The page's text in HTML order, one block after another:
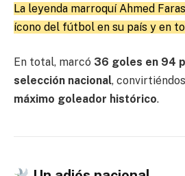
La leyenda marroquí Ahmed
ícono del fútbol en su país y en
En total, marcó 36 goles en 94
selección nacional,
máximo goleador histórico.